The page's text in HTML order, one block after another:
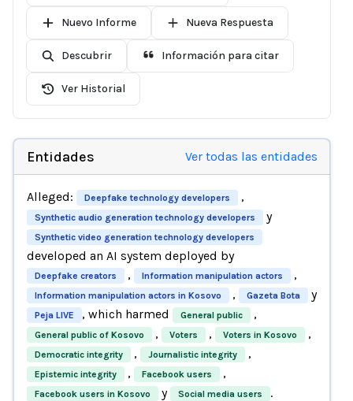
Nuevo Informe Nueva Respuesta
Descubrir Información para citar
Ver Historial
Entidades Ver todas las entidades
Alleged: Deepfake technology developers ,
Synthetic audio generation technology developers y
Synthetic video generation technology developers
developed an AI system deployed by
Deepfake creators , Information manipulation actors ,
Information manipulation actors in Kosovo , Gazeta Bota y
Peja LIVE , which harmed General public ,
General public of Kosovo , Voters , Voters in Kosovo ,
Democratic integrity , Journalistic integrity ,
Epistemic integrity , Facebook users ,
Facebook users in Kosovo y Social media users
.